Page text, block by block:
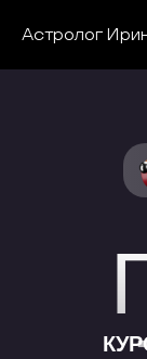
Астролог